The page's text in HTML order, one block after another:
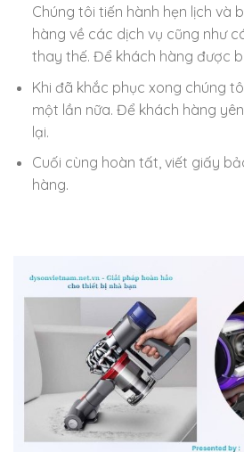
Chúng tôi tiến hành hẹn lịch và
hàng về các dịch vụ cũng như
thay thế. Để khách hàng được
Khi đã khắc phục xong chúng
một lần nữa. Để khách hàng
lại.
Cuối cùng hoàn tất, viết giấy
hàng.